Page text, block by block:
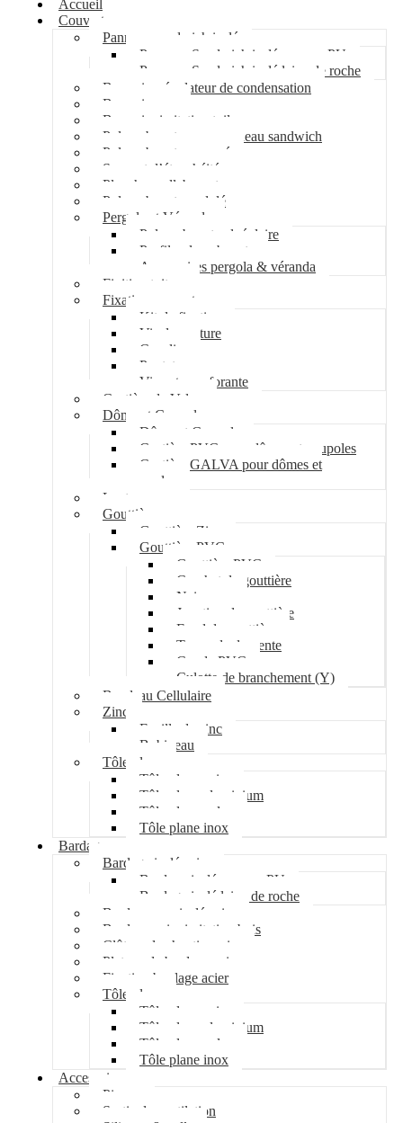
Accueil
Couverture
Panneau sandwich isolé
Panneau Sandwich isolé mousse PU
Panneau Sandwich isolé laine de roche
Bac acier régulateur de condensation
Bac acier sec
Bac acier imitation tuile
Polycarbonate pour panneau sandwich
Polycarbonate nervuré
Support d’étanchéité
Plancher collaborant
Polycarbonate ondulé
Pergola et Véranda
Polycarbonate alvéolaire
Profil polycarbonate
Accessoires pergola & véranda
Finition toiture
Fixation couverture
Kit de fixation
Vis de couture
Cavalier
Pontet
Vis auto-perforante
Costière de Velux
Dôme et Coupole
Dôme et Coupole
Costière PVC pour dômes et coupoles
Costière GALVA pour dômes et
coupoles
Lanterneau
Gouttière
Gouttière Zinc
Gouttière PVC
Gouttière PVC
Crochet de gouttière
Naissance
Jonction de gouttière
Fond de gouttière
Tuyau de descente
Coude PVC
Culotte de branchement (Y)
Bandeau Cellulaire
Zinc
Feuille de zinc
Bobineau
Tôle plane
Tôle plane acier
Tôle plane aluminium
Tôle plane galva
Tôle plane inox
Bardage
Bardage isolé acier
Bardage isolé mousse PU
Bardage isolé laine de roche
Bardage non isolé acier
Bardage acier imitation bois
Clôture de chantier acier
Plateau de bardage acier
Fixation bardage acier
Tôle plane
Tôle plane acier
Tôle plane aluminium
Tôle plane galva
Tôle plane inox
Accessoires
Pipeco
Sortie de ventilation